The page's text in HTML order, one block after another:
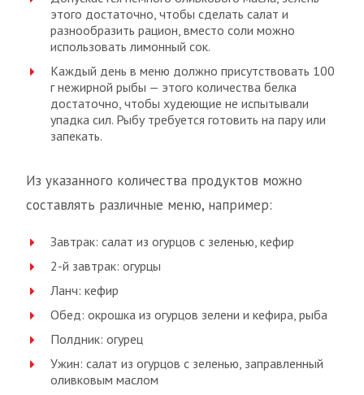
этого достаточно, чтобы сделать салат и
разнообразить рацион, вместо соли можно
использовать лимонный сок.
Каждый день в меню должно присутствовать 100
г нежирной рыбы — этого количества белка
достаточно, чтобы худеющие не испытывали
упадка сил. Рыбу требуется готовить на пару или
запекать.
Из указанного количества продуктов можно
составлять различные меню, например:
Завтрак: салат из огурцов с зеленью, кефир
2-й завтрак: огурцы
Ланч: кефир
Обед: окрошка из огурцов зелени и кефира, рыба
Полдник: огурец
Ужин: салат из огурцов с зеленью, заправленный
оливковым маслом